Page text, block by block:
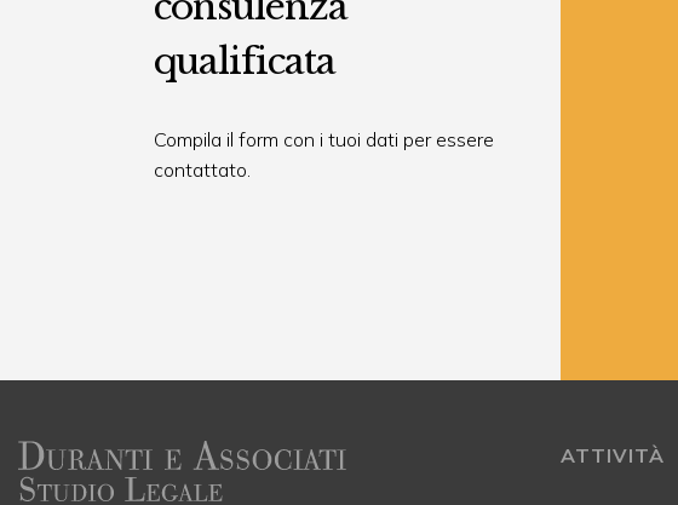
qualificata
Compila il form con i tuoi dati per essere
contattato.
ATTIVITÀ